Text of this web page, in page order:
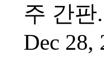
주 간판
Dec 28,